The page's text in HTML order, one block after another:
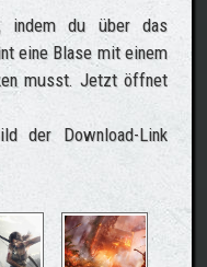
indem du über das
eine Blase mit einem
musst. Jetzt öffnet
der Download-Link